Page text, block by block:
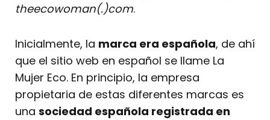
theecowoman(.)com.
Inicialmente, la marca era española, de ahí
que el sitio web en español se llame La
Mujer Eco. En principio, la empresa
propietaria de estas diferentes marcas es
una sociedad española registrada en